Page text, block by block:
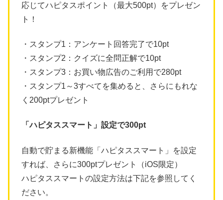
応じてハピタスポイント（最大500pt）をプレゼン
ト！
・スタンプ1：アンケート回答完了で10pt
・スタンプ2：クイズに全問正解で10pt
・スタンプ3：お買い物広告のご利用で280pt
・スタンプ1～3すべてを集めると、さらにもれな
く200ptプレゼント
「ハピタススマート」設定で300pt
自動で貯まる新機能「ハピタススマート」を設定
すれば、さらに300ptプレゼント（iOS限定）
ハピタススマートの設定方法は下記を参照してく
ださい。